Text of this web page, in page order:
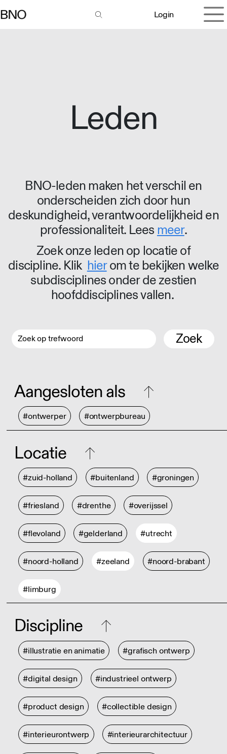
Login
Leden
BNO-leden maken het verschil en
onderscheiden zich door hun
deskundigheid, verantwoordelijkheid en
professionaliteit. Lees meer.
Zoek onze leden op locatie of
discipline. Klik hierom te bekijken welke
subdisciplines onder de zestien
hoofddisciplines vallen.
Zoek
Aangesloten als
#ontwerper #ontwerpbureau
Locatie
#zuid-holland #buitenland #groningen
#friesland #drenthe #overijssel
#flevoland #gelderland #utrecht
#noord-holland #zeeland #noord-brabant
#limburg
Discipline
#illustratie en animatie #grafisch ontwerp
#digital design #industrieel ontwerp
#product design #collectible design
#interieurontwerp #interieurarchitectuur